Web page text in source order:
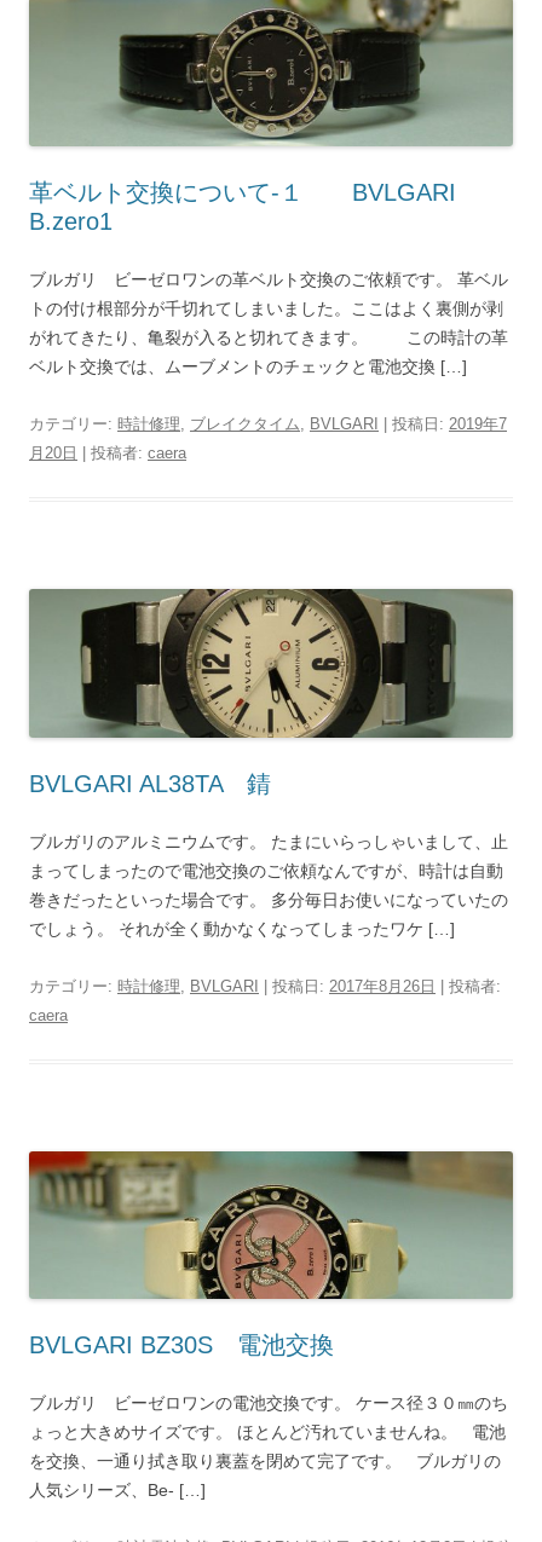
革ベルト交換について-１ BVLGARI
B.zero1
ブルガリ ビーゼロワンの革ベルト交換のご依頼です。 革ベル
トの付け根部分が千切れてしまいました。ここはよく裏側が剥
がれてきたり、亀裂が入ると切れてきます。 この時計の革
ベルト交換では、ムーブメントのチェックと電池交換 […]
カテゴリー: 時計修理 ブレイクタイム BVLGARI | 投稿日: 2019年7
月20日
投稿者: caera
BVLGARI AL38TA 錆
ブルガリのアルミニウムです。 たまにいらっしゃいまして、止
まってしまったので電池交換のご依頼なんですが、時計は自動
巻きだったといった場合です。 多分毎日お使いになっていたの
でしょう。 それが全く動かなくなってしまったワケ […]
カテゴリー: 時計修理 BVLGARI | 投稿日: 2017年8月26日
投稿者:
caera
BVLGARI BZ30S 電池交換
ブルガリ ビーゼロワンの電池交換です。 ケース径３０㎜のち
ょっと大きめサイズです。 ほとんど汚れていませんね。 電池
を交換、一通り拭き取り裏蓋を閉めて完了です。 ブルガリの
人気シリーズ、Be- […]